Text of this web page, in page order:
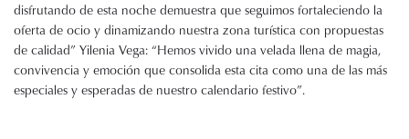
disfrutando de esta noche demuestra que seguimos fortaleciendo la
oferta de ocio y dinamizando nuestra zona turística con propuestas
de calidad” Yilenia Vega: “Hemos vivido una velada llena de magia,
convivencia y emoción que consolida esta cita como una de las más
especiales y esperadas de nuestro calendario festivo”.